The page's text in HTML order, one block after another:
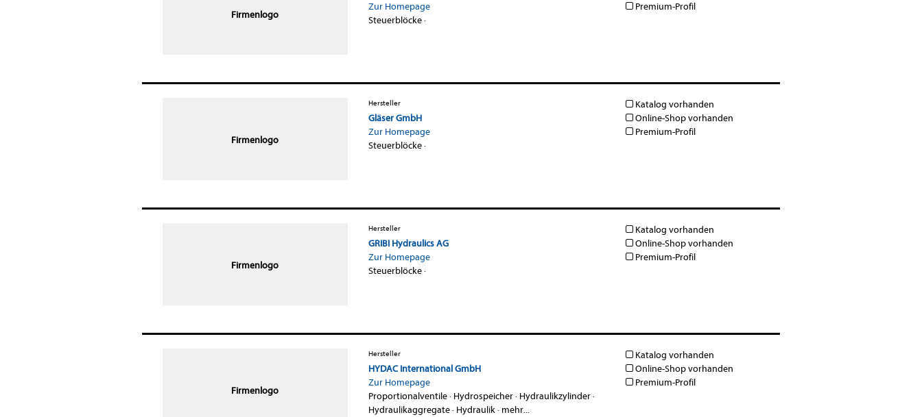
Firmenlogo
Zur Homepage
Steuerblöcke·
Premium-Profil
Firmenlogo
Hersteller
Gläser GmbH
Zur Homepage
Steuerblöcke·
Katalog vorhanden
Online-Shop vorhanden
Premium-Profil
Firmenlogo
Hersteller
GRIBI Hydraulics AG
Zur Homepage
Steuerblöcke·
Katalog vorhanden
Online-Shop vorhanden
Premium-Profil
Firmenlogo
Hersteller
HYDAC International GmbH
Zur Homepage
Proportionalventile· Hydrospeicher· Hydraulikzylinder·
Hydraulikaggregate· Hydraulik· mehr...
Katalog vorhanden
Online-Shop vorhanden
Premium-Profil